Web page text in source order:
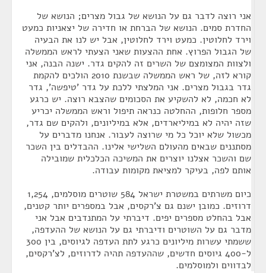
אני רוצה לדבר גם על הנושא של גבול מצרים; הנושא של
החדרת סמים. הנושא של הברחת או חדירה של יצאניות כמעט
וירד לחלוטין. כמעט וירד לחלוטין, אבל יש לנו את הבעיה
של הגבול הפרוץ. אחת ההצעות שאני הצעתי לראש הממשלה
ולצוות המצומצם של השרים זה להקים גדר. ישנה הבנה, אני
קורא לזה, של ראש הממשלה שבשנת 2010 הולכים להקמת
גדר בגבול מצרים. אני המלצתי ללכת על גדר 'טיפשה', גדר
לא חכמה, לא להשקיע את הסכומים שהצבא רוצה. יש כרגע
מספר חלופות, ההחלטה כנראה תיפול וראש הממשלה יכריע
שזה יהיה לא במיליארדים, אלא במיליונים, ולהקים שם גדר,
מכשול שלא יוכל כל מי שרוצה לעבור. אנחנו מדברים על
מסתננים שבאים מהעולם השלישי אלינו. ההבדלים בין השכר
שם והשכר אצלנו יוצרים את המשיכה הכלכלית שמובילה
אותם לפה, בעיקר למציאת מקומות עבודה.
כיום משרתים במשטרת ישראל 584 שוטרים מוסלמים, 1,254
דרוזים. כמובן ישנם גם צ'רקסים, אבל במספרים יותר קטנים,
אבל בהחלט מספרים יפים. דיברתי על המתנדבים אבל אני
מדבר גם על השוטרים ודיברתי גם על הנושא של ההעדפה,
ששמתי עשרות מיליונים כרגע לתת העדפה לגיוסים, בין 300
ל-400 גיוסים חדשים, שההעדפה תהיה לדרוזים, לצ'רקסים,
לבדווים ולמוסלמים.